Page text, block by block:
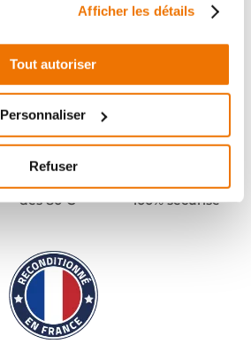
Afficher les détails
Tout autoriser
Personnaliser
Refuser
Port offert
dès 80 €
Paiement
100% sécurisé